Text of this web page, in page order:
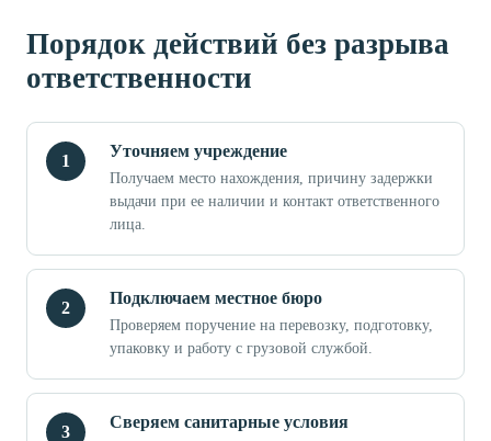
Порядок действий без разрыва
ответственности
Уточняем учреждение
Получаем место нахождения, причину задержки
выдачи при ее наличии и контакт ответственного
лица.
Подключаем местное бюро
Проверяем поручение на перевозку, подготовку,
упаковку и работу с грузовой службой.
Сверяем санитарные условия